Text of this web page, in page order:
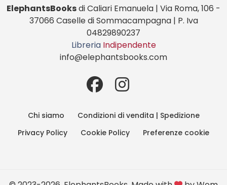
ElephantsBooksdi Caliari Emanuela | Via Roma, 106 -
37066 Caselle di Sommacampagna | P. Iva
04829890237
Libreria Indipendente
info@elephantsbooks.com
Chi siamo
Condizioni di vendita | Spedizione
Privacy Policy
Cookie Policy Preferenze cookie